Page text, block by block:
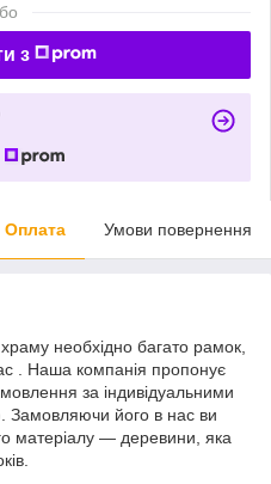
з
Оплата Умови повернення
необхідно багато рамок,
. Наша компанія пропонує
за індивідуальними
Замовляючи його в нас ви
матеріалу — деревини, яка